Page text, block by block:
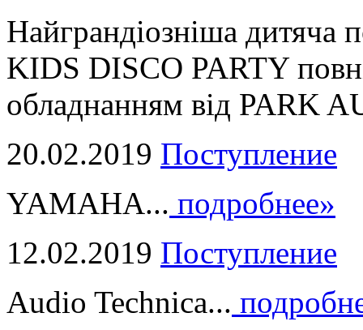
Найграндіозніша дитяча
KIDS DISCO PARTY
обладнанням від PARK
20.02.2019 Поступление
YAMAHA... подробнее»
12.02.2019 Поступление
Audio Technica...